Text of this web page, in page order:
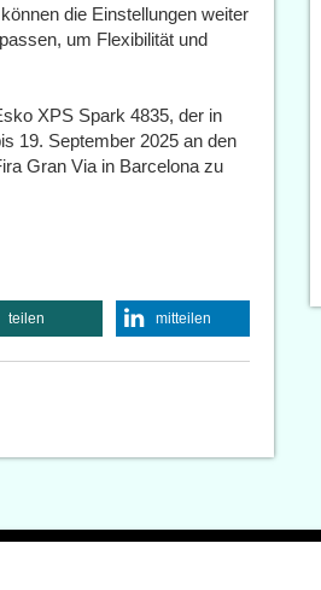
die Einstellungen weiter
um Flexibilität und
XPS Spark 4835, der in
19. September 2025 an den
Gran Via in Barcelona zu
teilen mitteilen